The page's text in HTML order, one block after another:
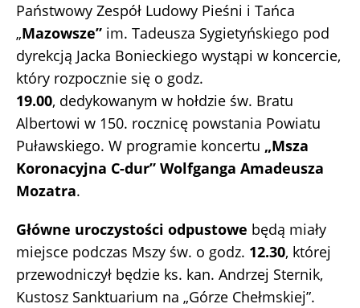
Państwowy Zespół Ludowy Pieśni i Tańca
„Mazowsze” im. Tadeusza Sygietyńskiego pod
dyrekcją Jacka Bonieckiego wystąpi w koncercie,
który rozpocznie się o godz.
19.00, dedykowanym w hołdzie św. Bratu
Albertowi w 150. rocznicę powstania Powiatu
Puławskiego. W programie koncertu „Msza
Koronacyjna C-dur” Wolfganga Amadeusza
Mozatra.
Główne uroczystości odpustowe będą miały
miejsce podczas Mszy św. o godz. 12.30, której
przewodniczył będzie ks. kan. Andrzej Sternik,
Kustosz Sanktuarium na „Górze Chełmskiej”.